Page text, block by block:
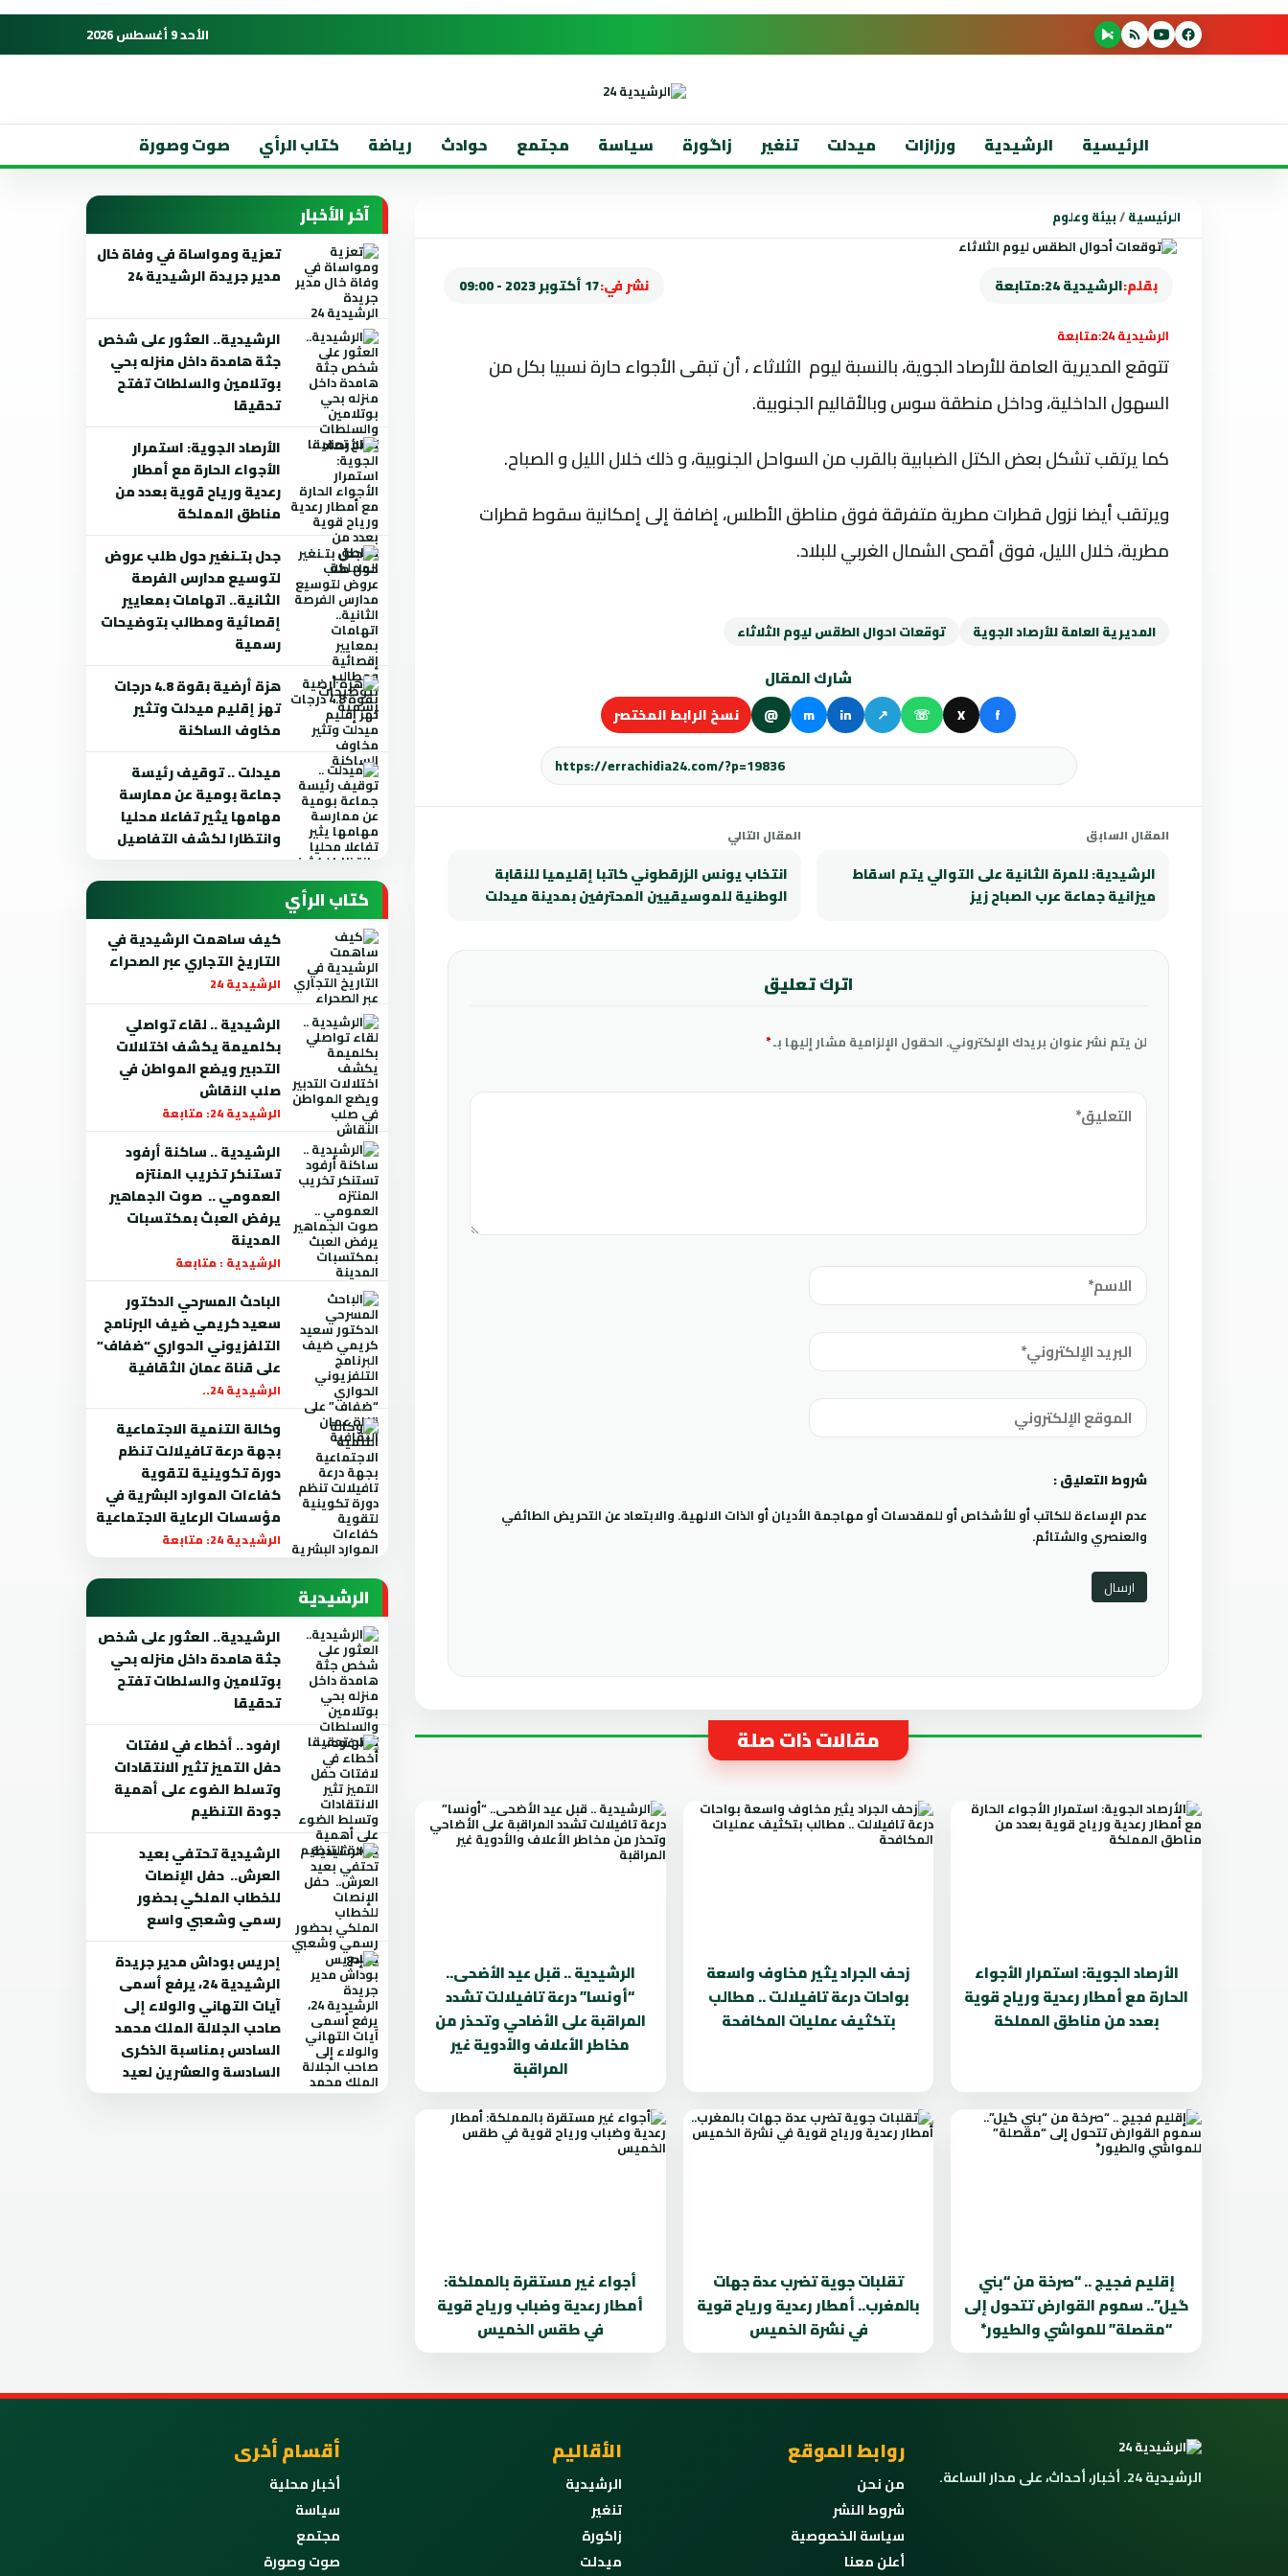
الأحد 9 أغسطس 2026
الرئيسية الرشيدية ورزازات ميدلت تنغير زاگورة سياسة مجتمع حوادث رياضة كتاب الرأي صوت وصورة
الرئيسية/بيئة وعلوم
بقلم:الرشيدية 24:متابعة نشر في:17 أكتوبر 2023 - 09:00
الرشيدية 24:متابعة
تتوقع المديرية العامة للأرصاد الجوية، بالنسبة ليوم الثلاثاء ، أن تبقى الأجواء حارة نسبيا بكل من
السهول الداخلية، وداخل منطقة سوس وبالأقاليم الجنوبية.
كما يرتقب تشكل بعض الكتل الضبابية بالقرب من السواحل الجنوبية، و ذلك خلال الليل و الصباح.
ويرتقب أيضا نزول قطرات مطرية متفرقة فوق مناطق الأطلس، إضافة إلى إمكانية سقوط قطرات
مطرية، خلال الليل، فوق أقصى الشمال الغربي للبلاد.
المديرية العامة للأرصاد الجوية توقعات احوال الطقس ليوم الثلاثاء
شارك المقال
f
X
☏
↗
in
m
@ نسخ الرابط المختصر
المقال السابق
الرشيدية: للمرة الثانية على التوالي يتم اسقاط
ميزانية جماعة عرب الصباح زيز
المقال التالي
انتخاب يونس الزرقطوني كاتبا إقليميا للنقابة
الوطنية للموسيقيين المحترفين بمدينة ميدلت
اترك تعليق
لن يتم نشر عنوان بريدك الإلكتروني. الحقول الإلزامية مشار إليها بـ*
شروط التعليق :
عدم الإساءة للكاتب أو للأشخاص أو للمقدسات أو مهاجمة الأديان أو الذات الالهية. والابتعاد عن التحريض الطائفي
والعنصري والشتائم.
مقالات ذات صلة
الأرصاد الجوية: استمرار الأجواء
الحارة مع أمطار رعدية ورياح قوية
بعدد من مناطق المملكة
زحف الجراد يثير مخاوف واسعة
بواحات درعة تافيلالت .. مطالب
بتكثيف عمليات المكافحة
الرشيدية .. قبل عيد الأضحى..
“أونسا” درعة تافيلالت تشدد
المراقبة على الأضاحي وتحذر من
مخاطر الأعلاف والأدوية غير
المراقبة
إقليم فجيج .. “صرخة من “بني
گيل”.. سموم القوارض تتحول إلى
“مقصلة” للمواشي والطيور*
تقلبات جوية تضرب عدة جهات
بالمغرب.. أمطار رعدية ورياح قوية
في نشرة الخميس
أجواء غير مستقرة بالمملكة:
أمطار رعدية وضباب ورياح قوية
في طقس الخميس
آخر الأخبار
تعزية ومواساة في وفاة خال
مدير جريدة الرشيدية 24
الرشيدية.. العثور على شخص
جثة هامدة داخل منزله بحي
بوتلامين والسلطات تفتح
تحقيقا
الأرصاد الجوية: استمرار
الأجواء الحارة مع أمطار
رعدية ورياح قوية بعدد من
مناطق المملكة
جدل بتـنغير حول طلب عروض
لتوسيع مدارس الفرصة
الثانية.. اتهامات بمعايير
إقصائية ومطالب بتوضيحات
رسمية
هزة أرضية بقوة 4.8 درجات
تهز إقليم ميدلت وتثير
مخاوف الساكنة
ميدلت .. توقيف رئيسة
جماعة بومية عن ممارسة
مهامها يثير تفاعلا محليا
وانتظارا لكشف التفاصيل
كتاب الرأي
كيف ساهمت الرشيدية في
التاريخ التجاري عبر الصحراء
الرشيدية 24
الرشيدية .. لقاء تواصلي
بكلميمة يكشف اختلالات
التدبير ويضع المواطن في
صلب النقاش
الرشيدية 24: متابعة
الرشيدية .. ساكنة أرفود
تستنكر تخريب المنتزه
العمومي .. صوت الجماهير
يرفض العبث بمكتسبات
المدينة
الرشيدية : متابعة
الباحث المسرحي الدكتور
سعيد كريمي ضيف البرنامج
التلفزيوني الحواري “ضفاف”
على قناة عمان الثقافية
الرشيدية 24..
وكالة التنمية الاجتماعية
بجهة درعة تافيلالت تنظم
دورة تكوينية لتقوية
كفاءات الموارد البشرية في
مؤسسات الرعاية الاجتماعية
الرشيدية 24: متابعة
الرشيدية
الرشيدية.. العثور على شخص
جثة هامدة داخل منزله بحي
بوتلامين والسلطات تفتح
تحقيقا
ارفود .. أخطاء في لافتات
حفل التميز تثير الانتقادات
وتسلط الضوء على أهمية
جودة التنظيم
الرشيدية تحتفي بعيد
العرش.. حفل الإنصات
للخطاب الملكي بحضور
رسمي وشعبي واسع
إدريس بوداش مدير جريدة
الرشيدية 24، يرفع أسمى
آيات التهاني والولاء إلى
صاحب الجلالة الملك محمد
السادس بمناسبة الذكرى
السادسة والعشرين لعيد
الرشيدية 24. أخبار، أحداث، على مدار الساعة.
روابط الموقع
من نحن
شروط النشر
سياسة الخصوصية
أعلن معنا
الأقاليم
الرشيدية
تنغير
زاكورة
ميدلت
أقسام أخرى
أخبار محلية
سياسة
مجتمع
صوت وصورة